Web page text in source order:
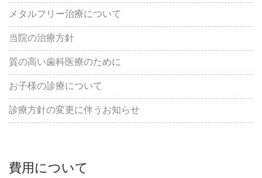
メタルフリー治療について
当院の治療方針
質の高い歯科医療のために
お子様の診療について
診療方針の変更に伴うお知らせ
費用について